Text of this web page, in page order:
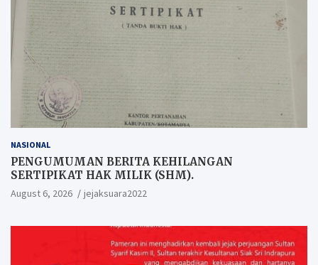
NASIONAL
PENGUMUMAN BERITA KEHILANGAN
SERTIPIKAT HAK MILIK (SHM).
August 6, 2026 jejaksuara2022